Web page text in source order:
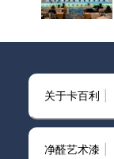
关于卡百利
净醛艺术漆